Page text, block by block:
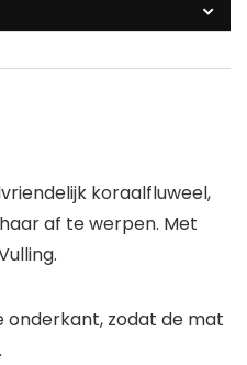
koraalfluweel,
af te werpen. Met
onderkant, zodat de mat